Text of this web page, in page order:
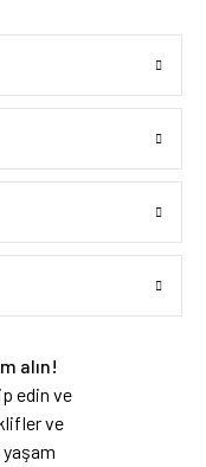
alın!
edin ve
ve